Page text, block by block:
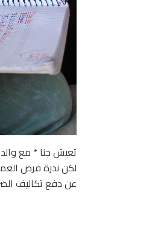
تعيش جنا * مع
لكن ندرة فرص
عن دفع تكاليف